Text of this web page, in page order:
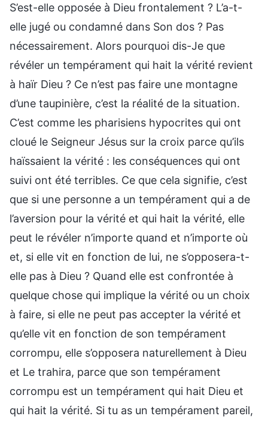
S’est-elle opposée à Dieu frontalement ? L’a-t-
elle jugé ou condamné dans Son dos ? Pas
nécessairement. Alors pourquoi dis-Je que
révéler un tempérament qui hait la vérité revient
à haïr Dieu ? Ce n’est pas faire une montagne
d’une taupinière, c’est la réalité de la situation.
C’est comme les pharisiens hypocrites qui ont
cloué le Seigneur Jésus sur la croix parce qu’ils
haïssaient la vérité : les conséquences qui ont
suivi ont été terribles. Ce que cela signifie, c’est
que si une personne a un tempérament qui a de
l’aversion pour la vérité et qui hait la vérité, elle
peut le révéler n’importe quand et n’importe où
et, si elle vit en fonction de lui, ne s’opposera-t-
elle pas à Dieu ? Quand elle est confrontée à
quelque chose qui implique la vérité ou un choix
à faire, si elle ne peut pas accepter la vérité et
qu’elle vit en fonction de son tempérament
corrompu, elle s’opposera naturellement à Dieu
et Le trahira, parce que son tempérament
corrompu est un tempérament qui hait Dieu et
qui hait la vérité. Si tu as un tempérament pareil,